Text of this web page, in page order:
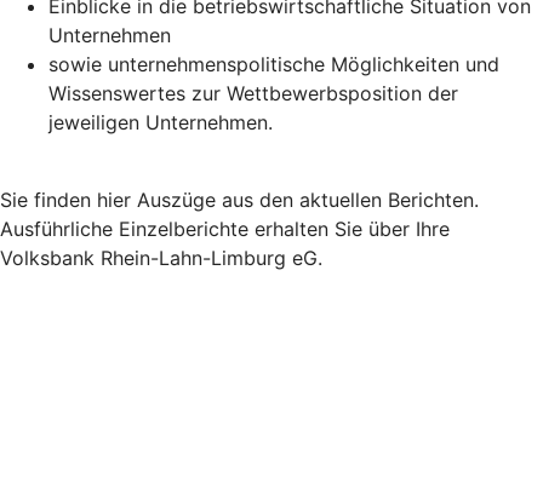
Einblicke in die betriebswirtschaftliche Situation von
Unternehmen
sowie unternehmenspolitische Möglichkeiten und
Wissenswertes zur Wettbewerbsposition der
jeweiligen Unternehmen.
Sie finden hier Auszüge aus den aktuellen Berichten.
Ausführliche Einzelberichte erhalten Sie über Ihre
Volksbank Rhein-Lahn-Limburg eG.